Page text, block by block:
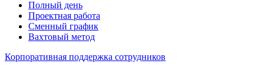
Полный день
Проектная работа
Сменный график
Вахтовый метод
Корпоративная поддержка сотрудников